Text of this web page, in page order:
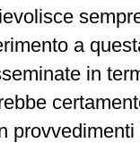
a
in